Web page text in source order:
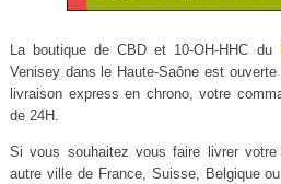
La boutique de CBD et 10-OH-HHC du
Venisey dans le Haute-Saône est
livraison express en chrono, votre
de 24H.
Si vous souhaitez vous faire livrer
autre ville de France, Suisse, Belgique